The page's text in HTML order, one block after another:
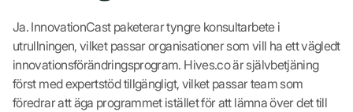
Ja. InnovationCast paketerar tyngre konsultarbete i
utrullningen, vilket passar organisationer som vill ha ett vägledt
innovationsförändringsprogram. Hives.co är självbetjäning
först med expertstöd tillgängligt, vilket passar team som
föredrar att äga programmet istället för att lämna över det till